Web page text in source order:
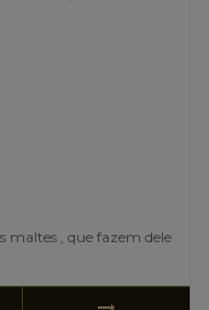
maltes , que fazem dele